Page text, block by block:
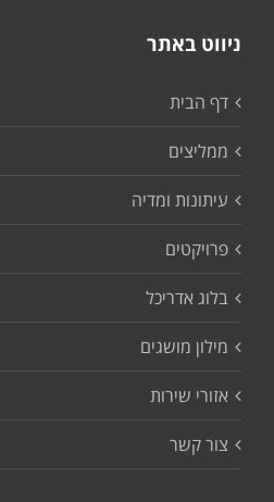
ניווט באתר
דף הבית
ממליצים
עיתונות ומדיה
פרויקטים
בלוג אדריכל
מילון מושגים
אזורי שירות
צור קשר